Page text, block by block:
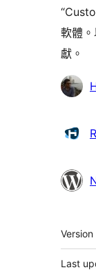
軟體
獻。
貢
者
其
它
Version
Last